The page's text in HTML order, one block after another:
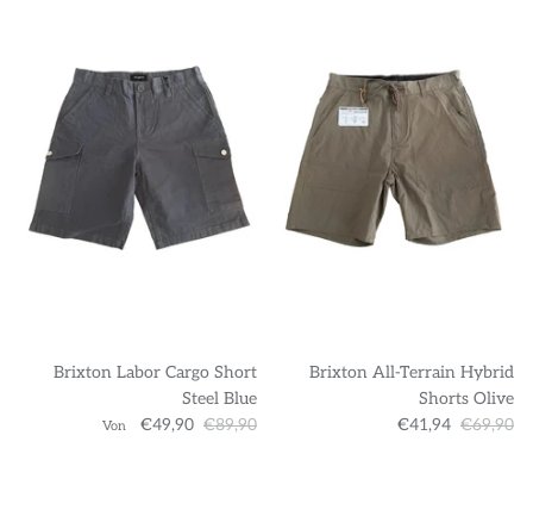
Brixton Labor Cargo Short
Steel Blue
Von €49,90 €89,90
Brixton All-Terrain Hybrid
Shorts Olive
€41,94 €69,90